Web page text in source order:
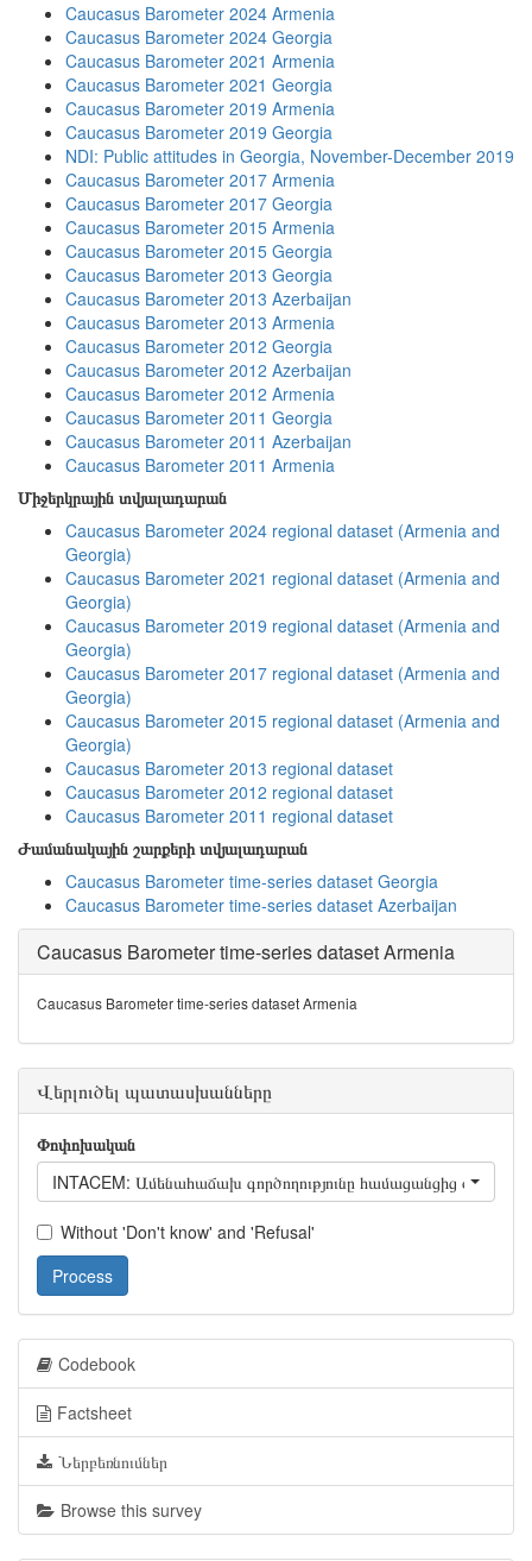
Caucasus Barometer 2024 Armenia
Caucasus Barometer 2024 Georgia
Caucasus Barometer 2021 Armenia
Caucasus Barometer 2021 Georgia
Caucasus Barometer 2019 Armenia
Caucasus Barometer 2019 Georgia
NDI: Public attitudes in Georgia, November-December 2019
Caucasus Barometer 2017 Armenia
Caucasus Barometer 2017 Georgia
Caucasus Barometer 2015 Armenia
Caucasus Barometer 2015 Georgia
Caucasus Barometer 2013 Georgia
Caucasus Barometer 2013 Azerbaijan
Caucasus Barometer 2013 Armenia
Caucasus Barometer 2012 Georgia
Caucasus Barometer 2012 Azerbaijan
Caucasus Barometer 2012 Armenia
Caucasus Barometer 2011 Georgia
Caucasus Barometer 2011 Azerbaijan
Caucasus Barometer 2011 Armenia
Միջերկրային տվյալադարան
Caucasus Barometer 2024 regional dataset (Armenia and
Georgia)
Caucasus Barometer 2021 regional dataset (Armenia and
Georgia)
Caucasus Barometer 2019 regional dataset (Armenia and
Georgia)
Caucasus Barometer 2017 regional dataset (Armenia and
Georgia)
Caucasus Barometer 2015 regional dataset (Armenia and
Georgia)
Caucasus Barometer 2013 regional dataset
Caucasus Barometer 2012 regional dataset
Caucasus Barometer 2011 regional dataset
Ժամանակային շարքերի տվյալադարան
Caucasus Barometer time-series dataset Georgia
Caucasus Barometer time-series dataset Azerbaijan
Caucasus Barometer time-series dataset Armenia
Caucasus Barometer time-series dataset Armenia
Վերլուծել պատասխանները
Փոփոխական
INTACEM: Ամենահաճախ գործողությունը համացանցից
Without 'Don't know' and 'Refusal'
Process
Codebook
Factsheet
Ներբեռնումներ
Browse this survey